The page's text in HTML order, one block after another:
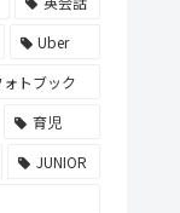
Uber
ォトブック
育児
JUNIOR